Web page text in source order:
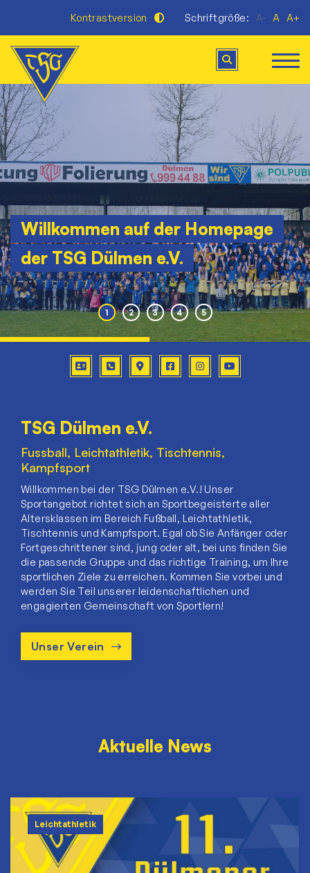
Kontrastversion Schriftgröße: A- A A+
Willkommen auf der Homepage
der TSG Dülmen e.V.
TSG Dülmen e.V.
Fussball, Leichtathletik, Tischtennis,
Kampfsport
Willkommen bei der TSG Dülmen e.V.! Unser
Sportangebot richtet sich an Sportbegeisterte aller
Altersklassen im Bereich Fußball, Leichtathletik,
Tischtennis und Kampfsport. Egal ob Sie Anfänger oder
Fortgeschrittener sind, jung oder alt, bei uns finden Sie
die passende Gruppe und das richtige Training, um Ihre
sportlichen Ziele zu erreichen. Kommen Sie vorbei und
werden Sie Teil unserer leidenschaftlichen und
engagierten Gemeinschaft von Sportlern!
Unser Verein
Aktuelle News